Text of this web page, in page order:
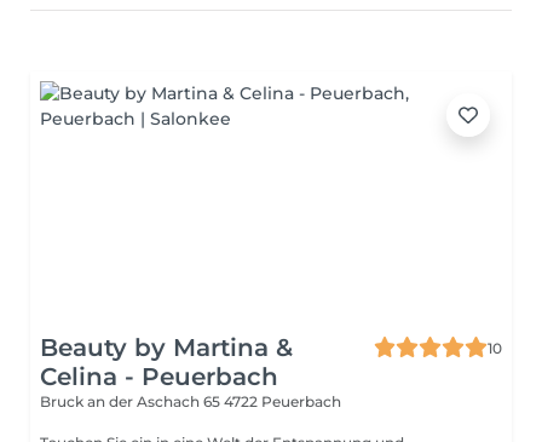
Beauty by Martina &
Celina - Peuerbach
10
Bruck an der Aschach 65 4722 Peuerbach